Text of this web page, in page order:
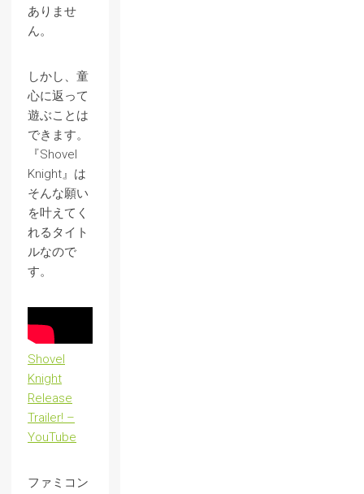
ありませ
ん。
しかし、童
心に返って
遊ぶことは
できます。
『Shovel
Knight』は
そんな願い
を叶えてく
れるタイト
ルなので
す。
Shovel
Knight
Release
Trailer! –
YouTube
ファミコン